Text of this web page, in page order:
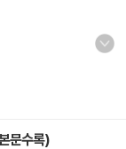
문수록)